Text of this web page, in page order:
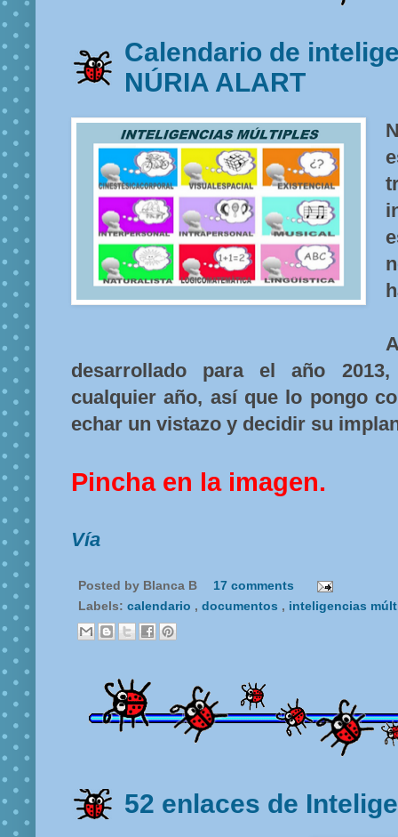
Calendario de
NÚRIA ALART
desarrollado para el año
cualquier año, así que lo pongo
echar un vistazo y decidir su
Pincha en la imagen.
Vía
Posted by Blanca B
17 comments
Labels: calendario , documentos , inteligencias
52 enlaces de